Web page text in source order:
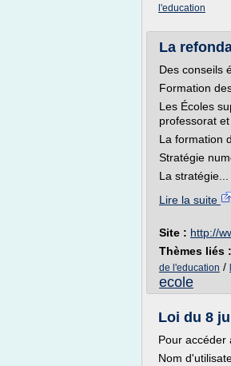
l'education
La
Des conseils
Formation
Les Écoles
professorat
La formation
Stratégie
La stratégie...
Lire la suite
Site : http://
Thèmes liés :
de l'education /
ecole
Loi du 8
Pour accéder
Nom